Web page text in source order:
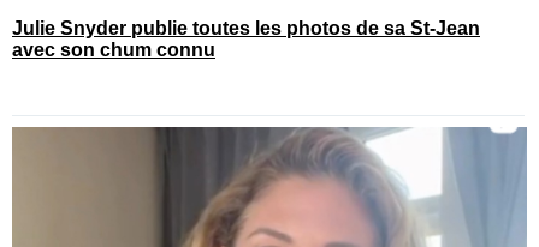
Julie Snyder publie toutes les photos de sa St-Jean
avec son chum connu